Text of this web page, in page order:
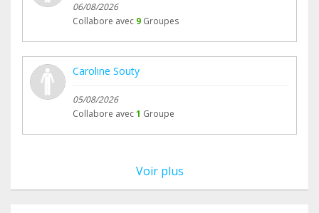
06/08/2026
Collabore avec 9 Groupes
Caroline Souty
05/08/2026
Collabore avec1 Groupe
Voir plus